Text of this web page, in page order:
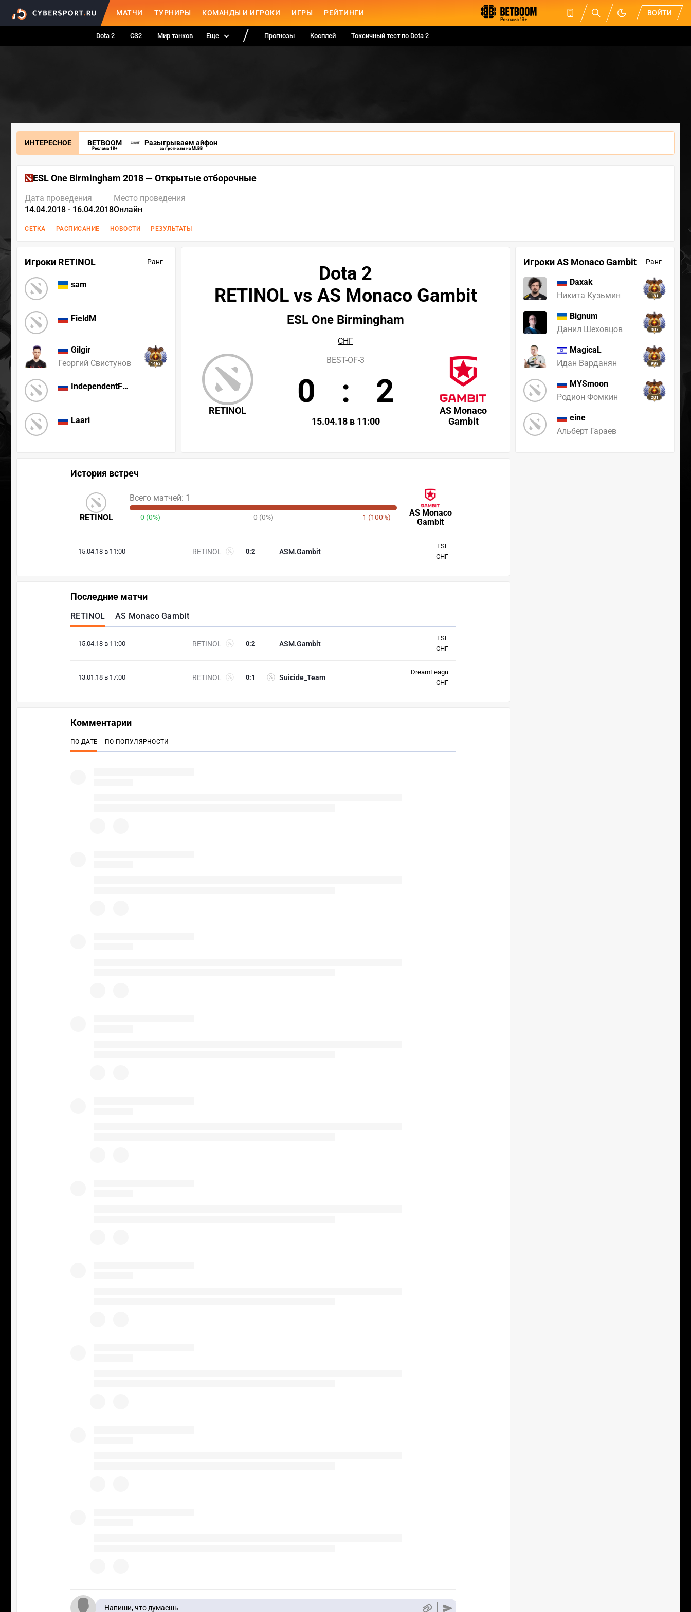
МАТЧИ ТУРНИРЫ КОМАНДЫ И ИГРОКИ ИГРЫ РЕЙТИНГИ ВОЙТИ
Dota 2 CS2 Мир танков Еще Прогнозы Косплей Токсичный тест по Dota 2
ИНТЕРЕСНОЕ BETBOOM
Реклама 18+
Разыгрываем айфон
за прогнозы на MLBB
ESL One Birmingham 2018 — Открытые отборочные
Дата проведения
14.04.2018 - 16.04.2018
Место проведения
Онлайн
СЕТКА РАСПИСАНИЕ НОВОСТИ РЕЗУЛЬТАТЫ
Игроки RETINOL Ранг
sam
FieldM
Gilgir
Георгий Свистунов
1463
IndependentFMA
Laari
Игроки AS Monaco Gambit Ранг
Daxak
Никита Кузьмин
131
Bignum
Данил Шеховцов
307
MagicaL
Идан Варданян
998
MYSmoon
Родион Фомкин
201
eine
Альберт Гараев
Dota 2
RETINOL vs AS Monaco Gambit
ESL One Birmingham
СНГ
RETINOL
AS Monaco
Gambit
BEST-OF-3
0 : 2
15.04.18 в 11:00
История встреч
RETINOL
AS Monaco
Gambit
Всего матчей: 1
0 (0%) 0 (0%) 1 (100%)
15.04.18 в 11:00 RETINOL ASM.Gambit
0:2
ESL
СНГ
Последние матчи
RETINOL AS Monaco Gambit
15.04.18 в 11:00 RETINOL ASM.Gambit
0:2
ESL
СНГ
13.01.18 в 17:00 RETINOL Suicide_Team
0:1
DreamLeagu
СНГ
Комментарии
ПО ДАТЕ ПО ПОПУЛЯРНОСТИ
Напиши, что думаешь